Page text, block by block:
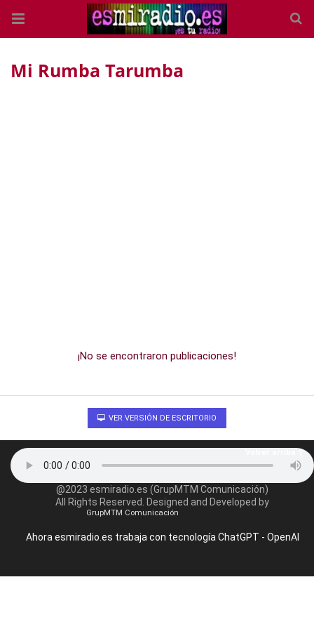
Mi Rumba Tarumba
¡No se encontraron publicaciones!
VER VERSIÓN DE ESCRITORIO
@2023 esmiradio.es (GrupMTM Comunicación)
All Rights Reserved. Designed and Developed by
GrupMTM Comunicación
Ahora esmiradio.es trabaja con tecnología ChatGPT - OpenAI